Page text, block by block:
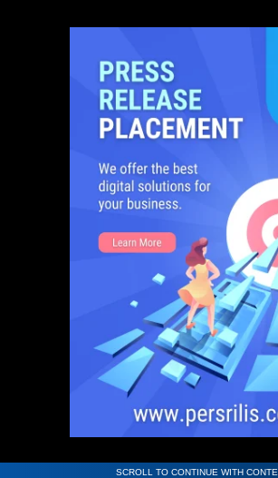
SCROLL TO CONTINUE WITH